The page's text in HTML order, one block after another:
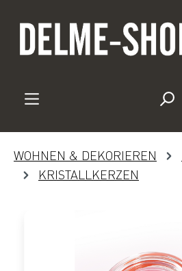
WOHNEN & DEKORIEREN
KRISTALLKERZEN